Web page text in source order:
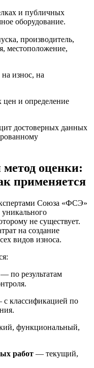
и публичных
оборудование.
производитель,
местоположение,
износ, на
цен и определение
достоверных данных
оценки:
применяется
Союза «ФСЭ»
не существует.
на создание
видов износа.
— по результатам
классификацией по
функциональный,
работ — текущий,